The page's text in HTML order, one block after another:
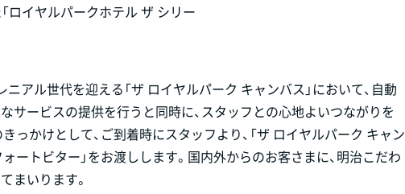
ロイヤルパークホテル ザ シリー
アル世代を迎える「ザ ロイヤルパーク キャンバス」において、自動
サービスの提供を行うと同時に、スタッフとの心地よいつながりを
かけとして、ご到着時にスタッフより、「ザ ロイヤルパーク キャン
ートビター」をお渡しします。国内外からのお客さまに、明治こだわ
まいります。